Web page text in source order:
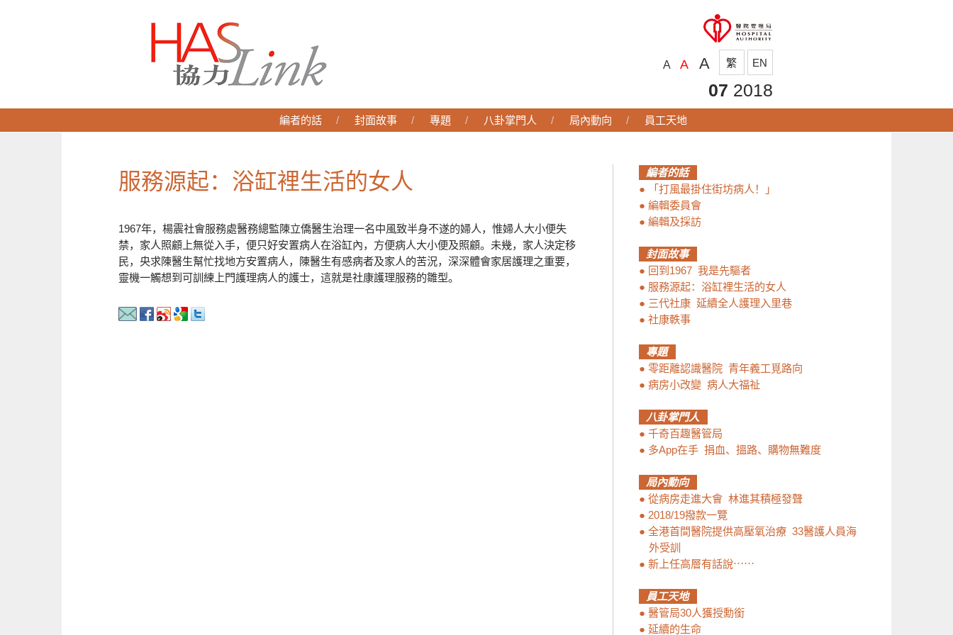
A A A 繁 EN
07 2018
編者的話 封面故事 專題 八卦掌門人 局內動向 員工天地
服務源起：浴缸裡生活的女人
1967年，楊震社會服務處醫務總監陳立僑醫生治理一名中風致半身不遂的婦人，惟婦人大小便失
禁，家人照顧上無從入手，便只好安置病人在浴缸內，方便病人大小便及照顧。未幾，家人決定移
民，央求陳醫生幫忙找地方安置病人，陳醫生有感病者及家人的苦況，深深體會家居護理之重要，
靈機一觸想到可訓練上門護理病人的護士，這就是社康護理服務的雛型。
編者的話
●
「打風最掛住街坊病人！」
● 編輯委員會
● 編輯及採訪
封面故事
● 回到1967 我是先驅者
● 服務源起：浴缸裡生活的女人
● 三代社康 延續全人護理入里巷
● 社康軼事
專題
● 零距離認識醫院 青年義工覓路向
● 病房小改變 病人大福祉
八卦掌門人
● 千奇百趣醫管局
● 多App在手 捐血、搵路、購物無難度
局內動向
● 從病房走進大會 林進其積極發聲
● 2018/19撥款一覽
● 全港首間醫院提供高壓氧治療 33醫護人員海
外受訓
● 新上任高層有話說⋯⋯
員工天地
● 醫管局30人獲授勳銜
● 延續的生命